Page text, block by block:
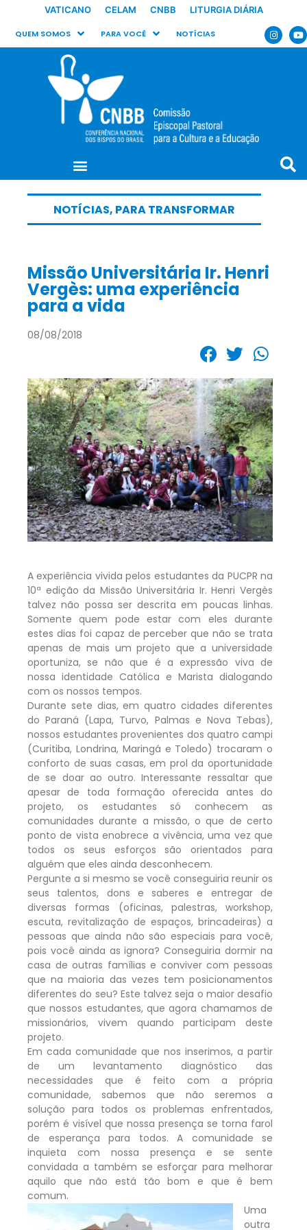
VATICANO CELAM CNBB LITURGIA DIÁRIA
QUEM SOMOS PARA VOCÊ NOTÍCIAS
NOTÍCIAS, PARA TRANSFORMAR
Missão Universitária Ir. Henri
Vergès: uma experiência
para a vida
08/08/2018
A experiência vivida pelos estudantes da PUCPR na
10ª edição da Missão Universitária Ir. Henri Vergès
talvez não possa ser descrita em poucas linhas.
Somente quem pode estar com eles durante
estes dias foi capaz de perceber que não se trata
apenas de mais um projeto que a universidade
oportuniza, se não que é a expressão viva de
nossa identidade Católica e Marista dialogando
com os nossos tempos.
Durante sete dias, em quatro cidades diferentes
do Paraná (Lapa, Turvo, Palmas e Nova Tebas),
nossos estudantes provenientes dos quatro campi
(Curitiba, Londrina, Maringá e Toledo) trocaram o
conforto de suas casas, em prol da oportunidade
de se doar ao outro. Interessante ressaltar que
apesar de toda formação oferecida antes do
projeto, os estudantes só conhecem as
comunidades durante a missão, o que de certo
ponto de vista enobrece a vivência, uma vez que
todos os seus esforços são orientados para
alguém que eles ainda desconhecem.
Pergunte a si mesmo se você conseguiria reunir os
seus talentos, dons e saberes e entregar de
diversas formas (oficinas, palestras, workshop,
escuta, revitalização de espaços, brincadeiras) a
pessoas que ainda não são especiais para você,
pois você ainda as ignora? Conseguiria dormir na
casa de outras famílias e conviver com pessoas
que na maioria das vezes tem posicionamentos
diferentes do seu? Este talvez seja o maior desafio
que nossos estudantes, que agora chamamos de
missionários, vivem quando participam deste
projeto.
Em cada comunidade que nos inserimos, a partir
de um levantamento diagnóstico das
necessidades que é feito com a própria
comunidade, sabemos que não seremos a
solução para todos os problemas enfrentados,
porém é visível que nossa presença se torna farol
de esperança para todos. A comunidade se
inquieta com nossa presença e se sente
convidada a também se esforçar para melhorar
aquilo que não está tão bom e que é bem
comum.
Uma
outra